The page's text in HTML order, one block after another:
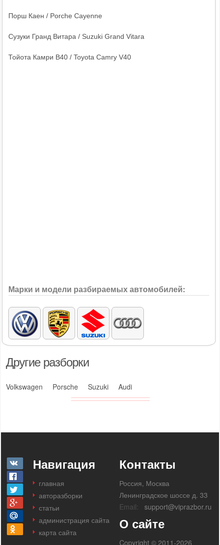
Другие разборки
Volkswagen Porsche Suzuki Audi
Порш Каен / Porche Cayenne
Сузуки Гранд Витара / Suzuki Grand Vitara
Тойота Камри В40 / Toyota Camry V40
Марки и модели разбираемых автомобилей:
Навигация
главная
авторазборки
статьи
администрация сайта
карта сайта
Контакты
Россия, Москва
Ленинградское шоссе д. 33
Email:
support@viprazbor.ru
О сайте
Copyright © 2011-2026